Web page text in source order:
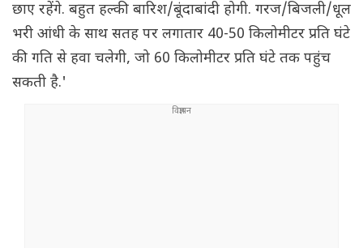
छाए रहेंगे. बहुत हल्की बारिश/बूंदाबांदी होगी. गरज/बिजली/धूल
भरी आंधी के साथ सतह पर लगातार 40-50 किलोमीटर प्रति घंटे
की गति से हवा चलेगी, जो 60 किलोमीटर प्रति घंटे तक पहुंच
सकती है.'